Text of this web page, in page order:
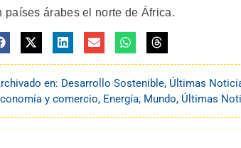
países árabes el norte de África.
en: Desarrollo Sostenible, Últimas
y comercio, Energía, Mundo, Últimas